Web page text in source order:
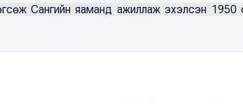
Сангийн яаманд ажиллаж эхэлсэн